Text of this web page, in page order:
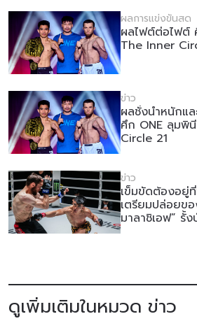
ผลการแข่งขันสด
ผลไฟต์ต่อไฟต์
The Inner
ข่าว
ผลชั่งน้ำหนักแล
ศึก ONE ลุมพิ
Circle 21
ข่าว
เข็มขัดต้องอยู่ที่
เตรียมปล่อยข
มาลาชิเอฟ” รั้
ดูเพิ่มเติมในหมวด ข่าว